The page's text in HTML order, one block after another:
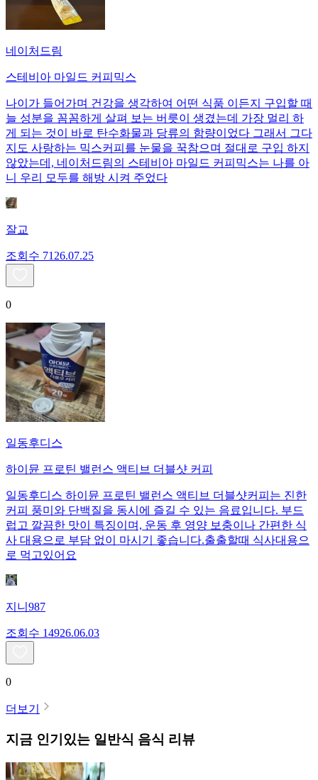
네이처드림
스테비아 마일드 커피믹스
나이가 들어가며 건강을 생각하여 어떤 식품 이든지 구입할 때
늘 성분을 꼼꼼하게 살펴 보는 버릇이 생겼는데 가장 멀리 하
게 되는 것이 바로 탄수화물과 당류의 함량이었다 그래서 그다
지도 사랑하는 믹스커피를 눈물을 꾹참으며 절대로 구입 하지
않았는데, 네이처드림의 스테비아 마일드 커피믹스는 나를 아
니 우리 모두를 해방 시켜 주었다
잘교
조회수 71 26.07.25
0
일동후디스
하이뮨 프로틴 밸런스 액티브 더블샷 커피
일동후디스 하이뮨 프로틴 밸런스 액티브 더블샷커피는 진한
커피 풍미와 단백질을 동시에 즐길 수 있는 음료입니다. 부드
럽고 깔끔한 맛이 특징이며, 운동 후 영양 보충이나 간편한 식
사 대용으로 부담 없이 마시기 좋습니다.출출할때 식사대용으
로 먹고있어요
지니987
조회수 14926.06.03
0
더보기
지금 인기있는 일반식 음식 리뷰